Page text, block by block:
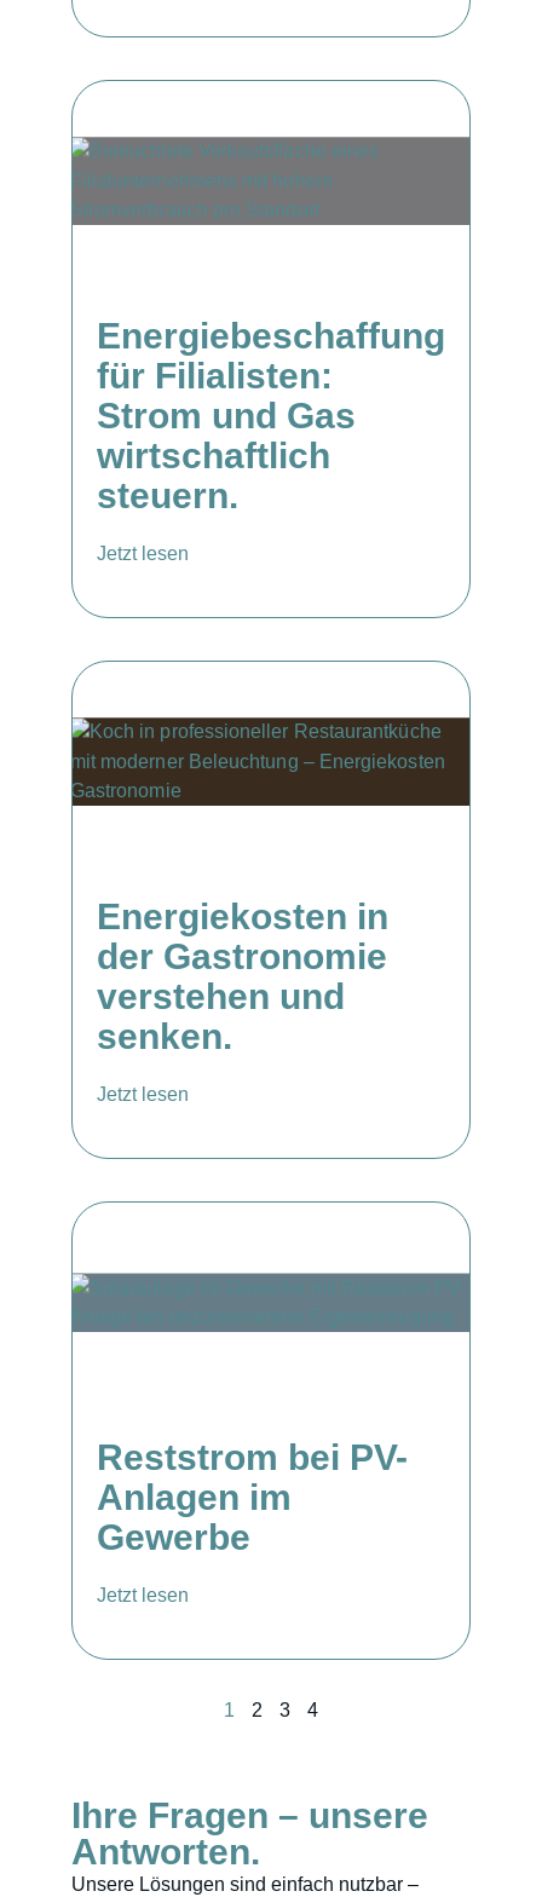
Energiebeschaffung
für Filialisten:
Strom und Gas
wirtschaftlich
steuern.
Jetzt lesen
Energiekosten in
der Gastronomie
verstehen und
senken.
Jetzt lesen
Reststrom bei PV-
Anlagen im
Gewerbe
Jetzt lesen
1 2 3 4
Ihre Fragen – unsere
Antworten.
Unsere Lösungen sind einfach nutzbar –